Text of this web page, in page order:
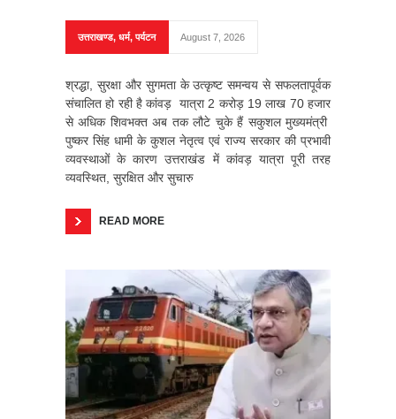
उत्तराखण्ड, धर्म,पर्यटन August 7, 2026
श्रद्धा, सुरक्षा और सुगमता के उत्कृष्ट समन्वय से सफलतापूर्वक
संचालित हो रही है कांवड़ यात्रा 2 करोड़ 19 लाख 70 हजार
से अधिक शिवभक्त अब तक लौटे चुके हैं सकुशल मुख्यमंत्री
पुष्कर सिंह धामी के कुशल नेतृत्व एवं राज्य सरकार की प्रभावी
व्यवस्थाओं के कारण उत्तराखंड में कांवड़ यात्रा पूरी तरह
व्यवस्थित, सुरक्षित और सुचारु
READ MORE